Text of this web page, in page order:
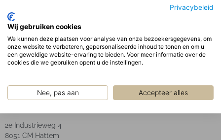
Privacybeleid
Wij gebruiken cookies
We kunnen deze plaatsen voor analyse van onze bezoekersgegevens, om
onze website te verbeteren, gepersonaliseerde inhoud te tonen en om u
een geweldige website-ervaring te bieden. Voor meer informatie over de
cookies die we gebruiken opent u de instellingen.
Nee, pas aan Accepteer alles
Optisch:
Opaal PMMA afscherming.
POP Light B.V.
2e Industrieweg 4
8051 CM Hattem